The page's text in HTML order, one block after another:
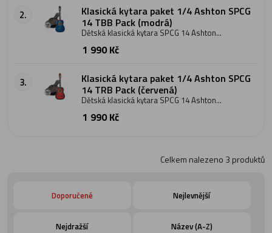
struny nylonové. Barevné provedení: AM
(natural).
2. Klasická kytara paket 1/4 Ashton SPCG
14 TBB Pack (modrá)
Dětská klasická kytara SPCG 14 Ashton
povlakem. Vynikající poměr kvalita/cena.
struny nylonové. Barevné provedení: TBB
(modrá).
1 990 Kč
3. Klasická kytara paket 1/4 Ashton SPCG
14 TRB Pack (červená)
Dětská klasická kytara SPCG 14 Ashton
povlakem. Vynikající poměr kvalita/cena.
1 990 Kč
Celkem nalezeno 3 produktů
Doporučené Nejlevnější
Nejdražší Název (A-Z)